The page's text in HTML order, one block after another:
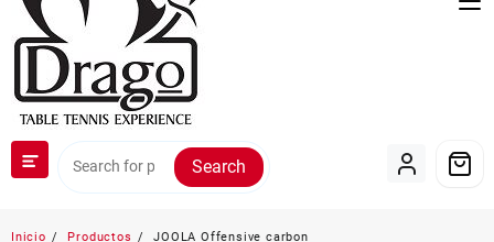
Search
Inicio Productos JOOLA Offensive carbon